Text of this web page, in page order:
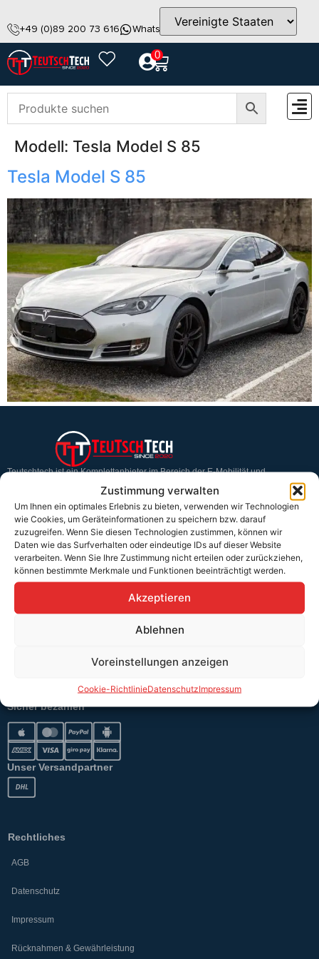
Zustimmung verwalten
Um Ihnen ein optimales Erlebnis zu bieten, verwenden wir Technologien
wie Cookies, um Geräteinformationen zu speichern bzw. darauf
zuzugreifen. Wenn Sie diesen Technologien zustimmen, können wir
Daten wie das Surfverhalten oder eindeutige IDs auf dieser Website
verarbeiten. Wenn Sie Ihre Zustimmung nicht erteilen oder zurückziehen,
können bestimmte Merkmale und Funktionen beeinträchtigt werden.
Akzeptieren
Ablehnen
Voreinstellungen anzeigen
Cookie-RichtlinieDatenschutzImpressum
+49 (0)89 200 73 616 WhatsApp info@teutschtech.com
0
Modell: Tesla Model S 85
Tesla Model S 85
Teutschtech ist ein Komplettanbieter im Bereich der E-Mobilität und
erneuerbaren Energien. Auf unserer Homepage findest du eine ausführliche
Übersicht über unsere Produkte und Dienstleistungen.
Service & Hilfe
Kontakt
Widerrufsbelehrung
Rücknahmen & Gewährleistung
Sicher bezahlen
Unser Versandpartner
Rechtliches
AGB
Datenschutz
Impressum
Rücknahmen & Gewährleistung